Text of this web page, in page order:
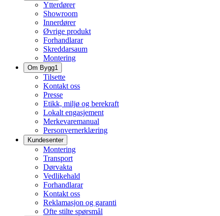
Ytterdører
Showroom
Innerdører
Øvrige produkt
Forhandlarar
Skreddarsaum
Montering
Om Bygg1
Tilsette
Kontakt oss
Presse
Etikk, miljø og berekraft
Lokalt engasjement
Merkevaremanual
Personvernerklæring
Kundesenter
Montering
Transport
Dørvakta
Vedlikehald
Forhandlarar
Kontakt oss
Reklamasjon og garanti
Ofte stilte spørsmål